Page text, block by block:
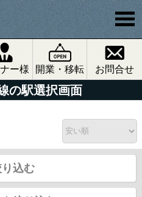
ー様 開業・移転 お問合せ
の駅選択画面
込む